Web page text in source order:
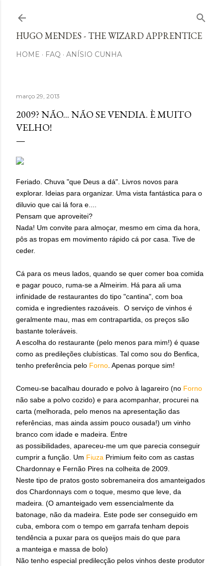
HUGO MENDES - THE WIZARD APPRENTICE
HOME FAQ ANÍSIO CUNHA
março 29, 2013
2009? NÃO... NÃO SE VENDIA. È MUITO
VELHO!
Feriado. Chuva "que Deus a dá". Livros novos para
explorar. Ideias para organizar. Uma vista fantástica para o
diluvio que cai lá fora e....
Pensam que aproveitei?
Nada! Um convite para almoçar, mesmo em cima da hora,
pôs as tropas em movimento rápido cá por casa. Tive de
ceder.
Cá para os meus lados, quando se quer comer boa comida
e pagar pouco, ruma-se a Almeirim. Há para ali uma
infinidade de restaurantes do tipo "cantina", com boa
comida e ingredientes razoáveis. O serviço de vinhos é
geralmente mau, mas em contrapartida, os preços são
bastante toleráveis.
A escolha do restaurante (pelo menos para mim!) é quase
como as predileções clubísticas. Tal como sou do Benfica,
tenho preferência pelo Forno . Apenas porque sim!
Comeu-se bacalhau dourado e polvo à lagareiro (no Forno
não sabe a polvo cozido) e para acompanhar, procurei na
carta (melhorada, pelo menos na apresentação das
referências, mas ainda assim pouco ousada!) um vinho
branco com idade e madeira. Entre
as possibilidades, apareceu-me um que parecia conseguir
cumprir a função. Um Fiuza Primium feito com as castas
Chardonnay e Fernão Pires na colheita de 2009.
Neste tipo de pratos gosto sobremaneira dos amanteigados
dos Chardonnays com o toque, mesmo que leve, da
madeira. (O amanteigado vem essencialmente da
batonage, não da madeira. Este pode ser conseguido em
cuba, embora com o tempo em garrafa tenham depois
tendência a puxar para os queijos mais do que para
a manteiga e massa de bolo)
Não tenho especial predilecção pelos vinhos deste produtor